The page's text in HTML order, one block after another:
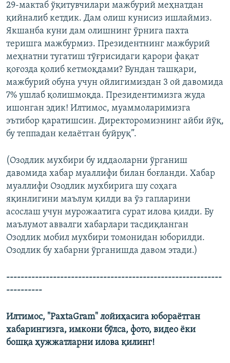
29-мактаб ўқитувчилари мажбурий меҳнатдан
қийналиб кетдик. Дам олиш кунисиз ишлаймиз.
Якшанба куни дам олишнинг ўрнига пахта
теришга мажбурмиз. Президентнинг мажбурий
меҳнатни тугатиш тўғрисидаги қарори фақат
қоғозда қолиб кетмоқдами? Бундан ташқари,
мажбурий обуна учун ойлигимиздан 3 ой давомида
7% ушлаб қолишмоқда. Президентимизга жуда
ишонган эдик! Илтимос, муаммоларимизга
эътибор қаратишсин. Директоромизнинг айби йўқ,
бу теппадан келаётган буйруқ”.
(Озодлик мухбири бу иддаоларни ўрганиш
давомида хабар муаллифи билан боғланди. Хабар
муаллифи Озодлик мухбирига шу соҳага
яқинлигини маълум қилди ва ўз гапларини
асослаш учун мурожаатига сурат илова қилди. Бу
маълумот аввалги хабарлари тасдиқланган
Озодлик мобил мухбири томонидан юборилди.
Озодлик бу хабарни ўрганишда давом этади.)
​------------------------------------------------------------
----------
Илтимос, "PaxtaGram" лойиҳасига юбораётган
хабарингизга, имкони бўлса, фото, видео ёки
бошқа ҳужжатларни илова қилинг!​